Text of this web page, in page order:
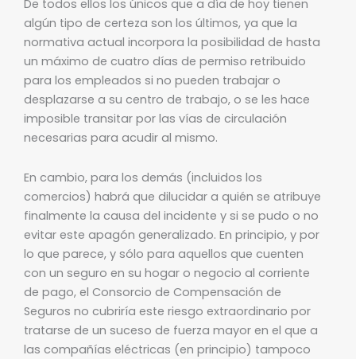
De todos ellos los únicos que a día de hoy tienen
algún tipo de certeza son los últimos, ya que la
normativa actual incorpora la posibilidad de hasta
un máximo de cuatro días de permiso retribuido
para los empleados si no pueden trabajar o
desplazarse a su centro de trabajo, o se les hace
imposible transitar por las vías de circulación
necesarias para acudir al mismo.
En cambio, para los demás (incluidos los
comercios) habrá que dilucidar a quién se atribuye
finalmente la causa del incidente y si se pudo o no
evitar este apagón generalizado. En principio, y por
lo que parece, y sólo para aquellos que cuenten
con un seguro en su hogar o negocio al corriente
de pago, el Consorcio de Compensación de
Seguros no cubriría este riesgo extraordinario por
tratarse de un suceso de fuerza mayor en el que a
las compañías eléctricas (en principio) tampoco